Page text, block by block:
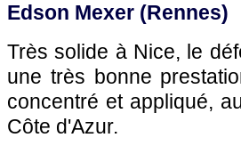
Edson Mexer (Rennes)
Très solide à Nice, le
une très bonne
concentré et appliqué,
Côte d'Azur.